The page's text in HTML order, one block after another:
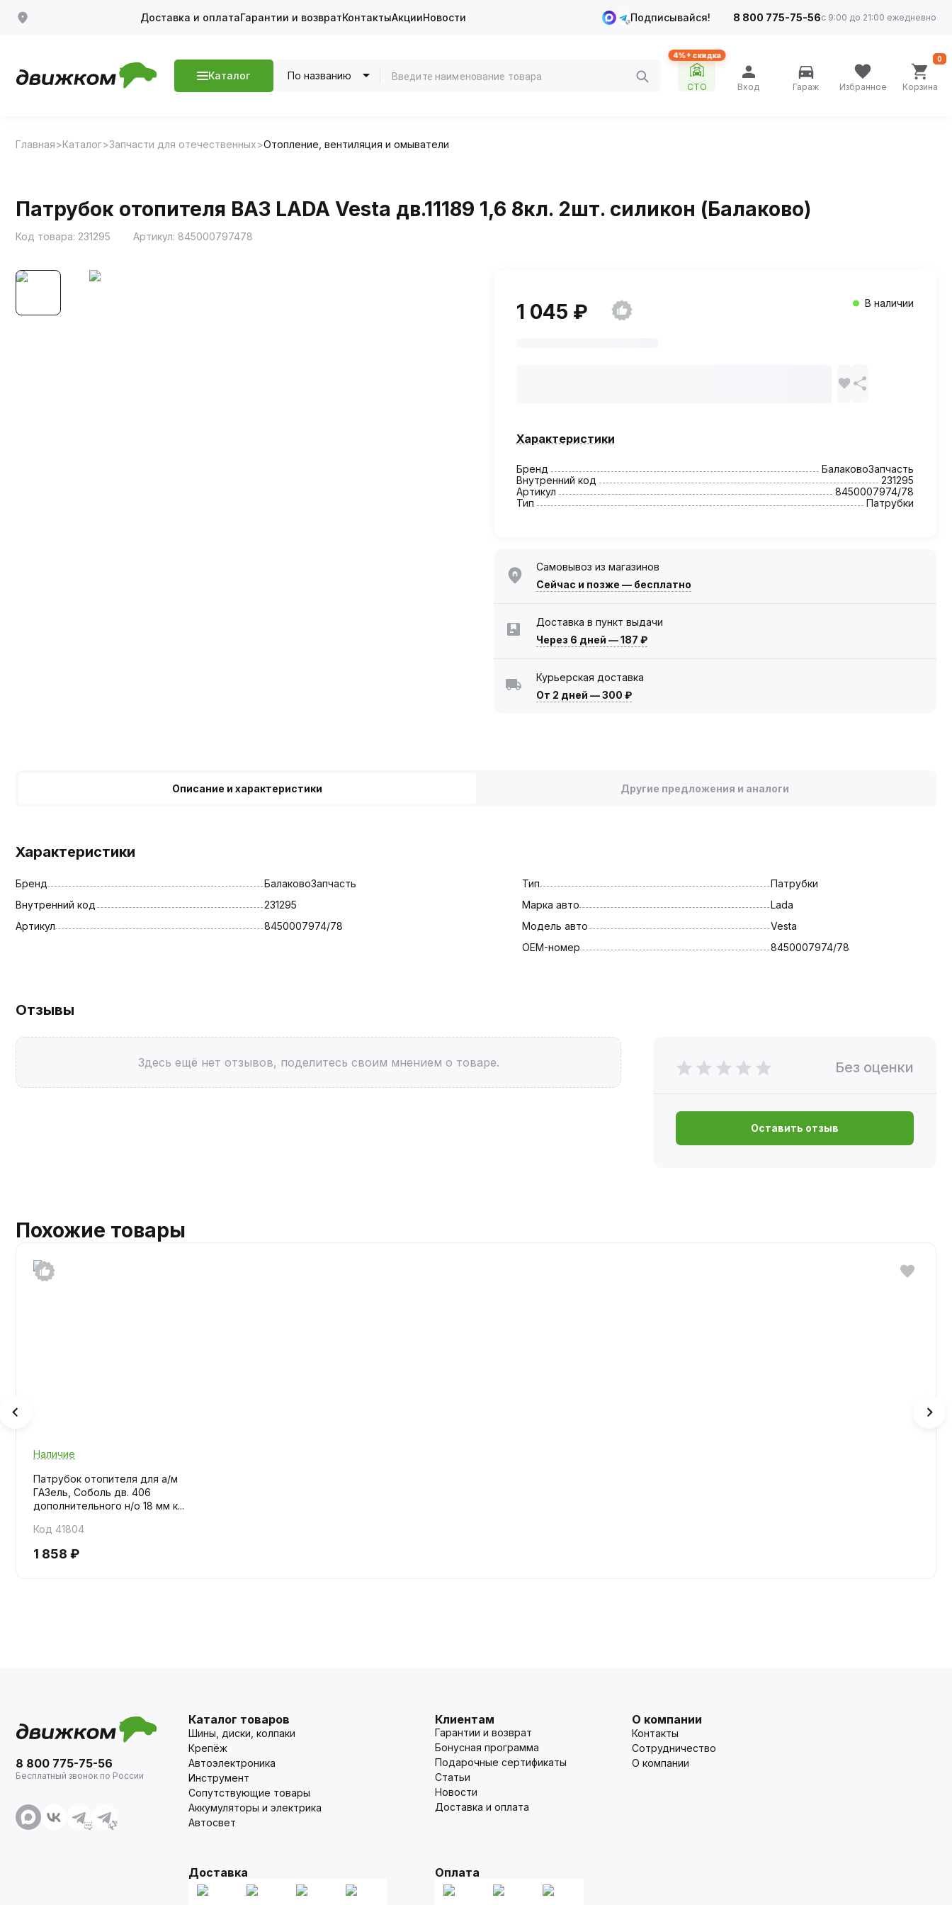
Доставка и оплатаГарантии и возвратКонтактыАкцииНовости Подписывайся! 8 800 775-75-56с 9:00 до 21:00 ежедневно
Каталог По названию
4%+ скидка
СТО Вход Гараж Избранное Корзина
0
Главная Каталог Запчасти для отечественных Отопление, вентиляция и омыватели
Патрубок отопителя ВАЗ LADA Vesta дв.11189 1,6 8кл. 2шт. силикон (Балаково)
Код товара: 231295 Артикул: 845000797478
1 045 ₽ В наличии
Характеристики
Бренд
БалаковоЗапчасть
Внутренний код
231295
Артикул
8450007974/78
Тип
Патрубки
Самовывоз из магазинов
Сейчас и позже — бесплатно
Доставка в пункт выдачи
Через 6 дней —187 ₽
Курьерская доставка
От 2 дней —300 ₽
Описание и характеристики Другие предложения и аналоги
Характеристики
Бренд
БалаковоЗапчасть
Внутренний код
231295
Артикул
8450007974/78
Тип
Патрубки
Марка авто
Lada
Модель авто
Vesta
OEM-номер
8450007974/78
Отзывы
Здесь ещё нет отзывов, поделитесь своим мнением о товаре. Без оценки
Оставить отзыв
Похожие товары
Наличие
Патрубок отопителя для а/м
ГАЗель, Соболь дв. 406
дополнительного н/о 18 мм к...
Код 41804
1 858 ₽
8 800 775-75-56
Бесплатный звонок по России
Каталог товаров
Шины, диски, колпаки
Крепёж
Автоэлектроника
Инструмент
Сопутствующие товары
Аккумуляторы и электрика
Автосвет
Клиентам
Гарантии и возврат
Бонусная программа
Подарочные сертификаты
Статьи
Новости
Доставка и оплата
О компании
Контакты
Сотрудничество
О компании
Доставка Оплата